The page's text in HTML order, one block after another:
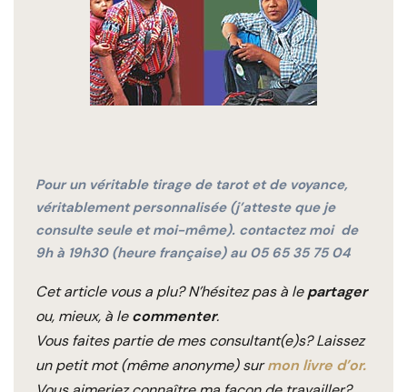
Pour un véritable tirage de tarot et de voyance,
véritablement personnalisée (j’atteste que je
consulte seule et moi-même). contactez moi de
9h à 19h30 (heure française) au 05 65 35 75 04
Cet article vous a plu? N’hésitez pas à lepartager
ou, mieux, à lecommenter.
Vous faites partie de mes consultant(e)s? Laissez
un petit mot (même anonyme) surmon livre d’or.